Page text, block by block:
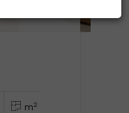
m2